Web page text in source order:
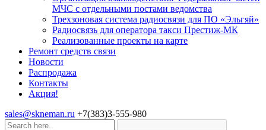
МЧС с отдельными постами ведомства
Трехзоновая система радиосвязи для ПО «Эльгяй»
Радиосвязь для оператора такси Престиж-МК
Реализованные проекты на карте
Ремонт средств связи
Новости
Распродажа
Контакты
Акция!
sales@skneman.ru +7(383)3-555-980